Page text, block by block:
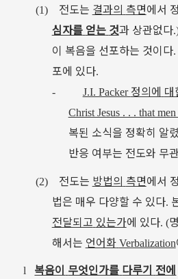
(1) 전도는 결과의 측면에서
심자를 얻는 것과 상관없다
이 복음을 선포하는 것이다.
포에 있다.
-
J.I. Packer 정의에 대
Christ Jesus . . . that men
복된 소식을 정확히 알
반응 여부는 전도와 무
(2) 전도는 방법의 측면에서
법은 매우 다양할 수 있다.
전달되고 있는가에 있다. (
해서는 언어화 Verbalization
l 복음이 무엇인가를 다루기 전에